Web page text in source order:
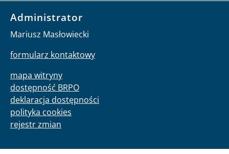
Administrator
Mariusz Masłowiecki
formularz kontaktowy
mapa witryny
dostępność BRPO
deklaracja dostępności
polityka cookies
rejestr zmian